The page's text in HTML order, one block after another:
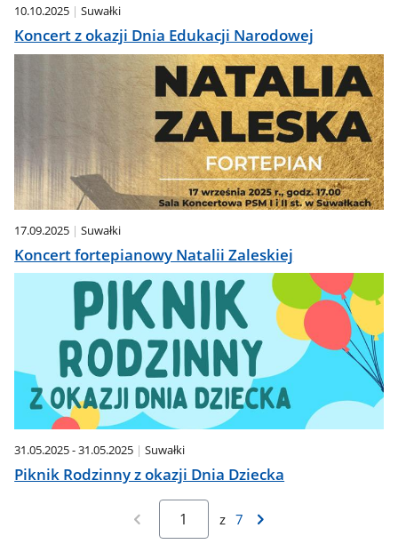
10.10.2025 Suwałki
Koncert z okazji Dnia Edukacji Narodowej
17.09.2025 Suwałki
Koncert fortepianowy Natalii Zaleskiej
31.05.2025 - 31.05.2025 Suwałki
Piknik Rodzinny z okazji Dnia Dziecka
z 7